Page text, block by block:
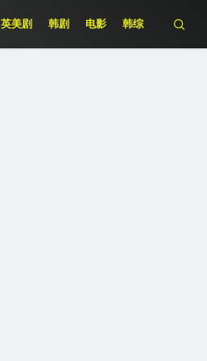
英美剧 韩剧 电影 韩综